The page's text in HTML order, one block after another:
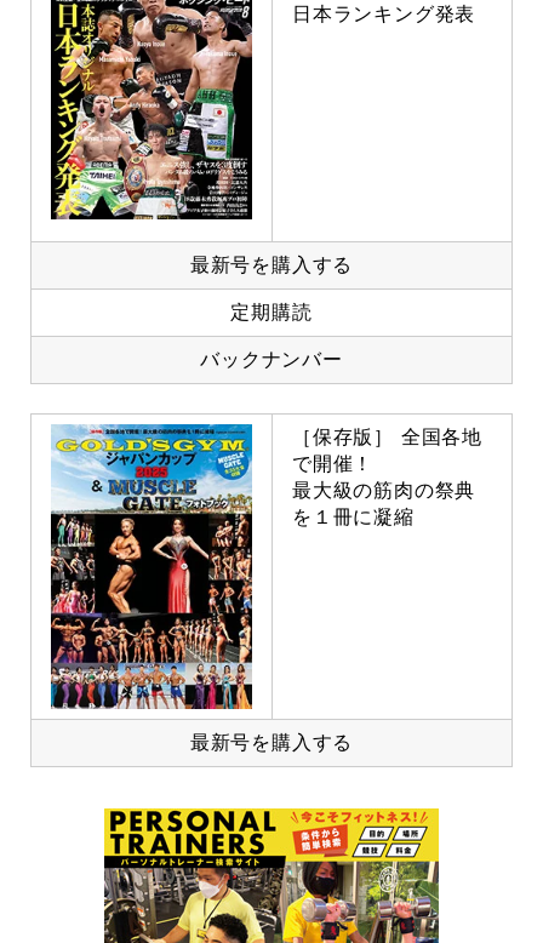
日本ランキング発表
最新号を購入する
定期購読
バックナンバー
［保存版］ 全国各地
で開催！
最大級の筋肉の祭典
を１冊に凝縮
最新号を購入する